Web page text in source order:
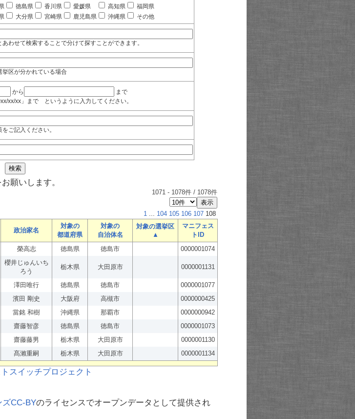
徳島県 香川県 愛媛県 高知県
福岡県
大分県 宮崎県 鹿児島県 沖縄県 その他
わせて検索することで分けて探すことができます。
区が分かれている場合
から
まで
xx」まで というように入力してください。
ご記入ください。
願いします。
1071 - 1078件 / 1078件
1 ... 104 105 106 107 108
政治家名
対象の
都道府県
対象の
自治体名
対象の選挙区
▲
マニフェス
トID
榮高志 徳島県 徳島市 0000001074
櫻井じゅんいち
ろう
栃木県 大田原市 0000001131
澤田唯行 徳島県 徳島市
0000001077
濱田 剛史 大阪府 高槻市
0000000425
當銘 和樹 沖縄県 那覇市
0000000942
齋藤智彦 徳島県 徳島市
0000001073
齋藤藤男 栃木県 大田原市
0000001130
髙瀨重嗣 栃木県 大田原市 0000001134
ズCC-BYのライセンスでオープンデータとして提供され